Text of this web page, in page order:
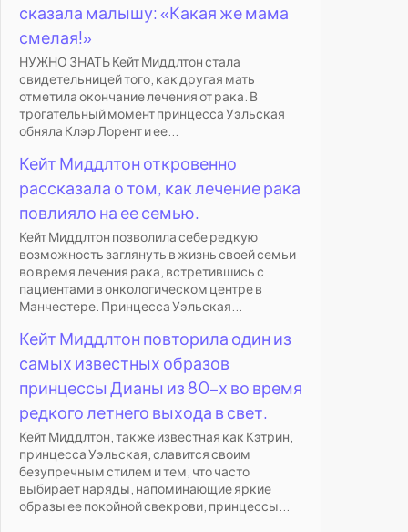
сказала малышу: «Какая же мама
смелая!»
НУЖНО ЗНАТЬ Кейт Миддлтон стала
свидетельницей того, как другая мать
отметила окончание лечения от рака. В
трогательный момент принцесса Уэльская
обняла Клэр Лорент и ее...
Кейт Миддлтон откровенно
рассказала о том, как лечение рака
повлияло на ее семью.
Кейт Миддлтон позволила себе редкую
возможность заглянуть в жизнь своей семьи
во время лечения рака, встретившись с
пациентами в онкологическом центре в
Манчестере. Принцесса Уэльская...
Кейт Миддлтон повторила один из
самых известных образов
принцессы Дианы из 80-х во время
редкого летнего выхода в свет.
Кейт Миддлтон, также известная как Кэтрин,
принцесса Уэльская, славится своим
безупречным стилем и тем, что часто
выбирает наряды, напоминающие яркие
образы ее покойной свекрови, принцессы...